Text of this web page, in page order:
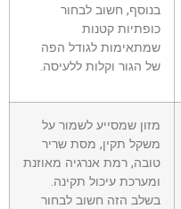
בנוסף, חשוב לבחור
כופתיות קטנות
שמתאימות לגודל הפה
של הגור וקלות ללעיסה.
מזון שמסייע לשמור על
משקל תקין, מסת שריר
טובה, רמת אנרגיה מאוזנת
ומערכת עיכול תקינה.
בשלב הזה חשוב לבחור